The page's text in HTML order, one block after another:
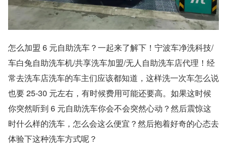
怎么加盟 6 元自助洗车？一起来了解下！宁波车净洗科技/
车白兔自助洗车机/共享洗车加盟/无人自助洗车店代理！经
常去洗车店洗车的车主们应该都知道，这样洗一次车怎么说
也要 25-30 元左右，有时候费用可能还要高。如果这时候
你突然听到 6 元自助洗车你会不会突然心动？然后震惊这
时什么样的洗车，怎么会这么便宜？然后抱着好奇的心态去
体验下这种洗车方式呢？